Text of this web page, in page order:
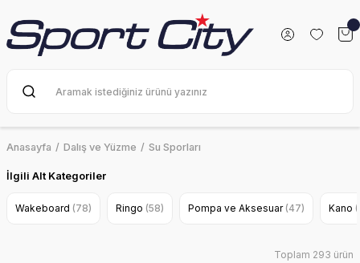
Anasayfa Dalış ve Yüzme Su Sporları
İlgili Alt Kategoriler
Wakeboard (78) Ringo (58) Pompa ve Aksesuar (47) Kano
Toplam 293 ürün